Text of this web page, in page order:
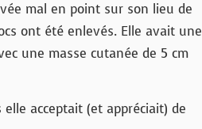
mal en point sur son lieu de
ont été enlevés. Elle avait une
une masse cutanée de 5 cm
acceptait (et appréciait) de